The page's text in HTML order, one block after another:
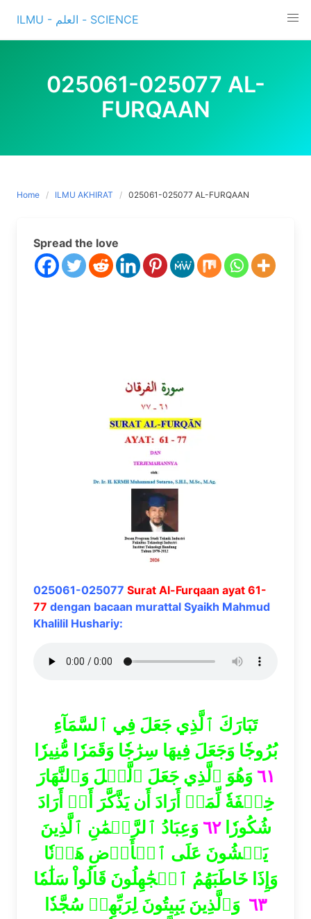
content
ILMU - العلم - SCIENCE
025061-025077 AL-
FURQAAN
Home ILMU AKHIRAT 025061-025077 AL-FURQAAN
Spread the love
025061-025077 Surat Al-Furqaan ayat 61-
77 dengan bacaan murattal Syaikh Mahmud
Khalilil Hushariy:
تَبَارَكَ ٱلَّذِي جَعَلَ فِي ٱلسَّمَآءِ
بُرُوجٗا وَجَعَلَ فِيهَا سِرَٰجٗا وَقَمَرٗا مُّنِيرٗا
٦١ وَهُوَ ٱلَّذِي جَعَلَ ٱلَّيۡلَ وَٱلنَّهَارَ
خِلۡفَةٗ لِّمَنۡ أَرَادَ أَن يَذَّكَّرَ أَوۡ أَرَادَ
شُكُورٗا٦٢ وَعِبَادُ ٱلرَّحۡمَٰنِ ٱلَّذِينَ
يَمۡشُونَ عَلَى ٱلۡأَرۡضِ هَوۡنٗا
وَإِذَا خَاطَبَهُمُ ٱلۡجَٰهِلُونَ قَالُواْ سَلَٰمٗا
٦٣ وَٱلَّذِينَ يَبِيتُونَ لِرَبِّهِمۡ سُجَّدٗا